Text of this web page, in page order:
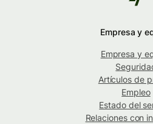
Empresa y
Empresa y
Artículos de
Empleo
Estado del
Relaciones con